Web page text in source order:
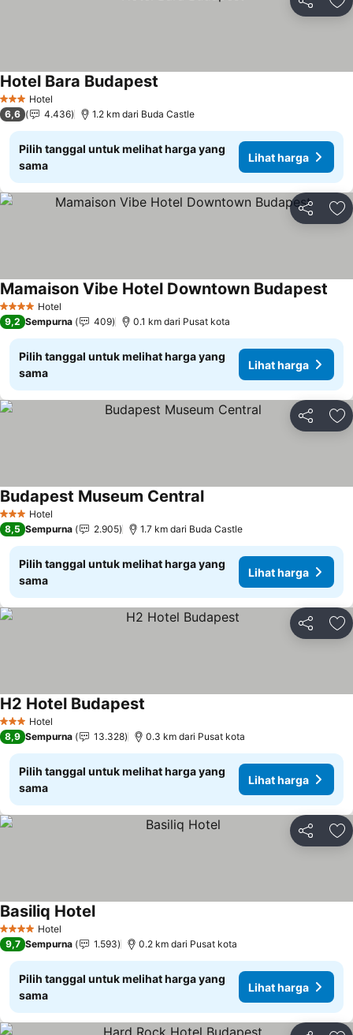
Bagikan
3 BintangHotel
Hotel Bara Budapest
6,6 4.436 1.2 km dari Buda Castle
Pilih tanggal untuk melihat harga yang
sama
Lihat harga
Bagikan
4 BintangHotel
Mamaison Vibe Hotel Downtown Budapest
9,2 Sempurna 409 0.1 km dari Pusat kota
Pilih tanggal untuk melihat harga yang
sama
Lihat harga
Bagikan
3 BintangHotel
Budapest Museum Central
8,5 Sempurna 2.905 1.7 km dari Buda Castle
Pilih tanggal untuk melihat harga yang
sama
Lihat harga
Bagikan
3 BintangHotel
H2 Hotel Budapest
8,9 Sempurna 13.328 0.3 km dari Pusat kota
Pilih tanggal untuk melihat harga yang
sama
Lihat harga
Bagikan
4 BintangHotel
Basiliq Hotel
9,7 Sempurna 1.593 0.2 km dari Pusat kota
Pilih tanggal untuk melihat harga yang
sama
Lihat harga